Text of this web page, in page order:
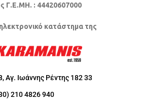
Γ.Ε.ΜΗ. : 44420607000
κατάστημα της
Αγ. Ιωάννης Ρέντης 182 33
210 4826 940